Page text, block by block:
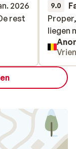
2026
rest
rest
9.0
liegen
liegen